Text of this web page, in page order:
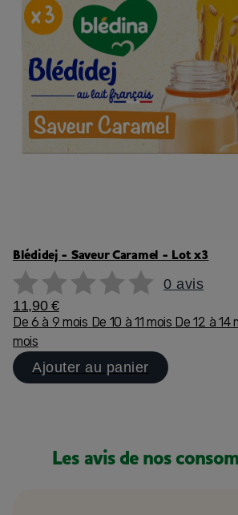
Blédidej - Saveur Caramel - Lot x3
0 avis
11,90 €
De 6 à 9 mois De 10 à 11 mois De 12 à 14
mois
Ajouter au panier
Les avis de nos